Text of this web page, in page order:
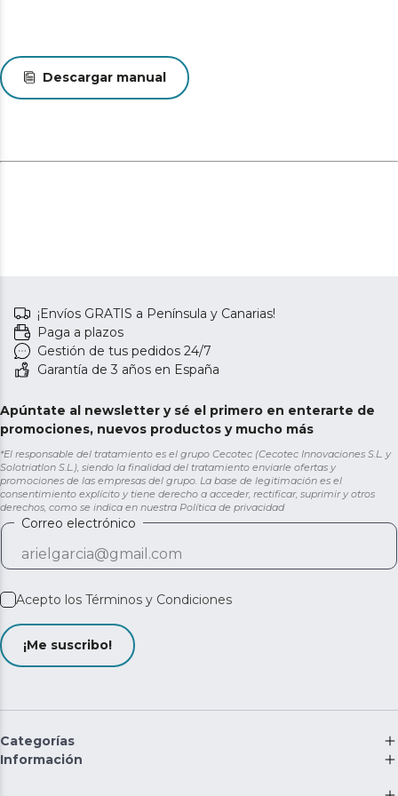
Descargar manual
¡Envíos GRATIS a Península y Canarias!
Paga a plazos
Gestión de tus pedidos 24/7
Garantía de 3 años en España
Apúntate al newsletter y sé el primero en enterarte de
promociones, nuevos productos y mucho más
*El responsable del tratamiento es el grupo Cecotec (Cecotec Innovaciones S.L. y
Solotriatlon S.L.), siendo la finalidad del tratamiento enviarle ofertas y
promociones de las empresas del grupo. La base de legitimación es el
consentimiento explícito y tiene derecho a acceder, rectificar, suprimir y otros
derechos, como se indica en nuestra Política de privacidad
Correo electrónico
Acepto los Términos y Condiciones
¡Me suscribo!
Categorías
Información